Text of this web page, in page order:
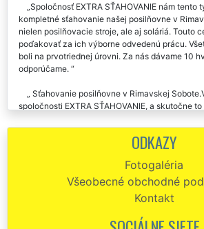
Spoločnosť EXTRA SŤAHOVANIE nám tento
kompletné sťahovanie našej posilňovne v
nielen posilňovacie stroje, ale aj soláriá. Touto
poďakovať za ich výborne odvedenú prácu.
boli na prvotriednej úrovni. Za nás dávame 10
odporúčame.
Sťahovanie posilňovne v Rimavskej
spoločnosti EXTRA SŤAHOVANIE, a skutočne
Pracovníci z tejto spoločnosti nám zaisťovali
vytknúť. Nielenže sa postarali o kompletnú
posilňovacích strojov, ale zaistili nám aj
týchto strojov. Ich podnikateľské schopnosti sú
do budúcna kedykoľvek využijeme ich
ODKAZY
Fotogaléria
Všeobecné obchodné
Kontakt